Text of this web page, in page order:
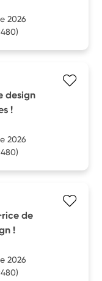
2026
design
!
2026
de
!
2026